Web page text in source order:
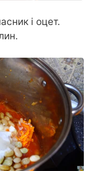
і оцет.